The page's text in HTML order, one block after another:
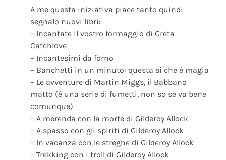
A me questa iniziativa piace tanto quindi
segnalo nuovi libri:
– Incantate il vostro formaggio di Greta
Catchlove
– Incantesimi da forno
– Banchetti in un minuto: questa si che è magia
– Le avventure di Martin Miggs, il Babbano
matto (è una serie di fumetti, non so se va bene
comunque)
– A merenda con la morte di Gilderoy Allock
– A spasso con gli spiriti di Gilderoy Allock
– In vacanza con le streghe di Gilderoy Allock
– Trekking con i troll di Gilderoy Allock